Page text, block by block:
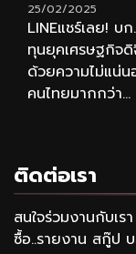
25/02/2025
LINEแชร์เลย! บ
ทุนยุคเศรษฐกิจ
ด้วยความไม่แน่น
คนไทยมากกว่า...
ติดต่อเรา
สนใจร่วมงานกับเ
ซื้อ..รายงาน สกู๊ป